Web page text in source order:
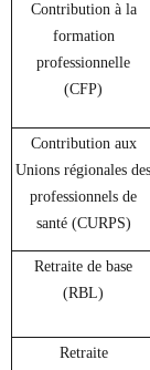
Contribution à la
formation
professionnelle
(CFP)
Contribution aux
Unions régionales des
professionnels de
santé (CURPS)
Retraite de base
(RBL)
Retraite